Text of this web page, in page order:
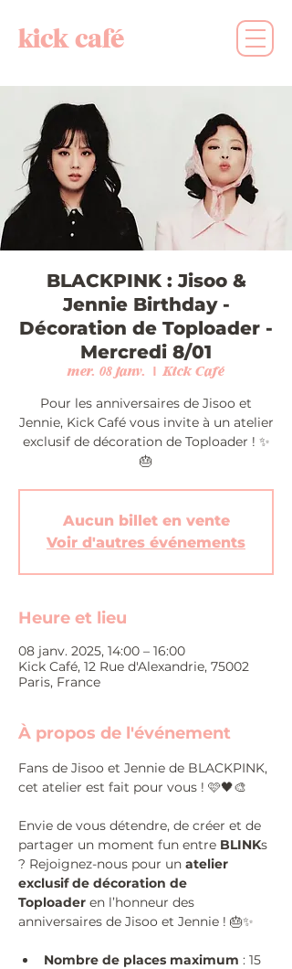
kick café
BLACKPINK : Jisoo &
Jennie Birthday -
Décoration de Toploader -
Mercredi 8/01
mer. 08 janv.
  |
Kick Café
Pour les anniversaires de Jisoo et
Jennie, Kick Café vous invite à un atelier
exclusif de décoration de Toploader ! ✨
🎂
Aucun billet en vente
Voir d'autres événements
Heure et lieu
08 janv. 2025, 14:00 – 16:00
Kick Café, 12 Rue d'Alexandrie, 75002
Paris, France
À propos de l'événement
Fans de Jisoo et Jennie de BLACKPINK,
cet atelier est fait pour vous ! 🩷🖤🎨
Envie de vous détendre, de créer et de
partager un moment fun entre BLINKs
? Rejoignez-nous pour un atelier
exclusif de décoration de
Toploader en l’honneur des
anniversaires de Jisoo et Jennie ! 🎂✨
Nombre de places maximum : 15